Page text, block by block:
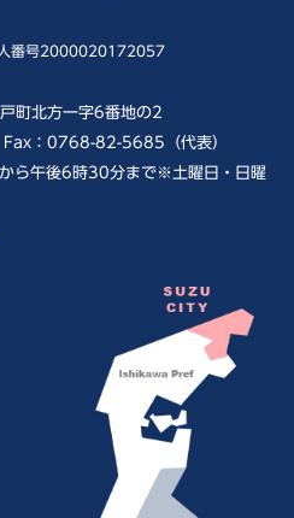
番号2000020172057
町北方一字6番地の2
：0768-82-5685（代表）
ら午後6時30分まで※土曜日・日曜